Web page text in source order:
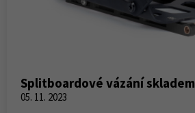
Splitboardové vázání skladem
05. 11. 2023